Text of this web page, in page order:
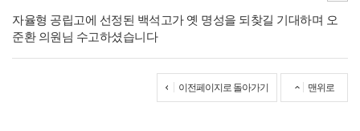
자율형 공립고에 선정된 백석고가 옛 명성을 되찾길 기대하며 오
준환 의원님 수고하셨습니다
이전페이지로 돌아가기 맨위로